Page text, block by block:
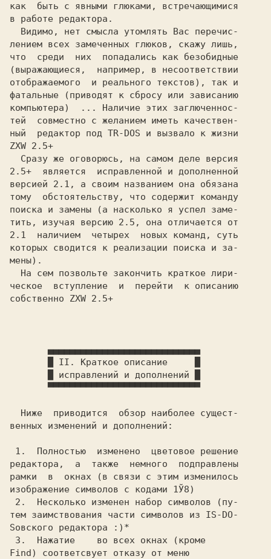
как  быть с явными глюками, встречающимися
в работе редактора.
лением всех замеченных глюков, скажу лишь,
что  среди  них  попадались как безобидные
(выражающиеся,  например, в несоответствии
отображаемого  и реального текстов), так и
фатальные (приводят к сбросу или зависанию
компьютера)  ... Наличие этих заглюченнос-
тей  совместно с желанием иметь качествен-
ный  редактор под TR-DOS и вызвало к жизни
ZXW 2.5+
2.5+  является  исправленной и дополненной
версией 2.1, а своим названием она обязана
тому  обстоятельству, что содержит команду
поиска и замены (а насколько я успел заме-
тить, изучая версию 2.5, она отличается от
2.1  наличием  четырех  новых команд, суть
которых сводится к реализации поиска и за-
мены).
ческое  вступление  и  перейти  к описанию
собственно ZXW 2.5+
       ▄▄▄▄▄▄▄▄▄▄▄▄▄▄▄▄▄▄▄▄▄▄▄▄▄▄▄▄
       ▀▀▀▀▀▀▀▀▀▀▀▀▀▀▀▀▀▀▀▀▀▀▀▀▀▀▀▀
венных изменений и дополнений:
редактора,  а  также  немного  подправлены
рамки  в  окнах (в связи с этим изменилось
изображение символов с кодами 1Ў8)
тем заимствования части символов из IS-DO-
Sовского редактора :)*
3.  Нажатие
  во всех окнах (кроме
Find) соответсвует отказу от меню